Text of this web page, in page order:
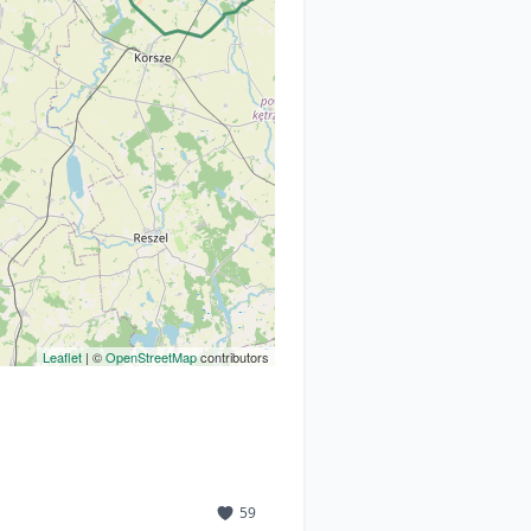
Leaflet | ©OpenStreetMapcontributors
59